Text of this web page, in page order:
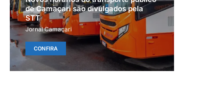
de Camaçari são divulgados pela
STT
Jornal Camaçari
CONFIRA